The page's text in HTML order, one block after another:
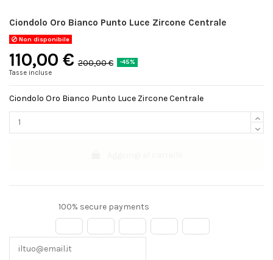
Ciondolo Oro Bianco Punto Luce Zircone Centrale
Non disponibile
110,00 € 200,00 €
-45%
Tasse incluse
Ciondolo Oro Bianco Punto Luce Zircone Centrale
100% secure payments